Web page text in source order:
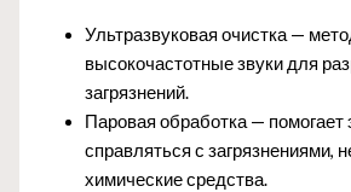
Ультразвуковая очистка —
высокочастотные звуки для
загрязнений.
Паровая обработка —
справляться с загрязнениями,
химические средства.